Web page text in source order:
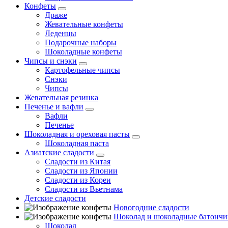
Конфеты
Драже
Жевательные конфеты
Леденцы
Подарочные наборы
Шоколадные конфеты
Чипсы и снэки
Картофельные чипсы
Снэки
Чипсы
Жевательная резинка
Печенье и вафли
Вафли
Печенье
Шоколадная и ореховая пасты
Шоколадная паста
Азиатские сладости
Сладости из Китая
Сладости из Японии
Сладости из Кореи
Сладости из Вьетнама
Детские сладости
Новогодние сладости
Шоколад и шоколадные
Шоколад